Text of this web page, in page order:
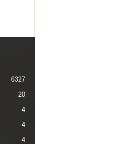
6327
20
4
4
4